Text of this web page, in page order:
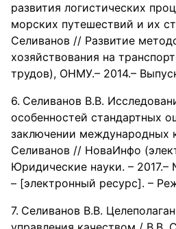
развития логистических
морских путешествий и их
Селиванов // Развитие
хозяйствования на
трудов), ОНМУ.– 2014.–
Селиванов В.В.
особенностей стандартных
заключении международных
Селиванов // НоваИнфо
Юридические науки. –
– [электронный ресурс]. –
Селиванов В.В.